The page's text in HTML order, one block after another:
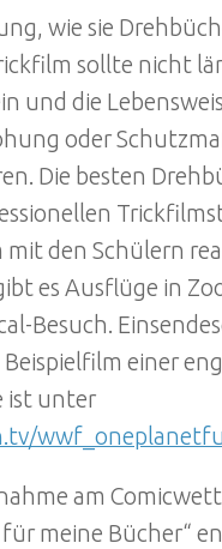
wie sie
sollte nicht
und die
oder
Die besten
mit den Schülern
es Ausflüge in
Besuch.
Beispielfilm einer
ist unter
am
meine Bücher“